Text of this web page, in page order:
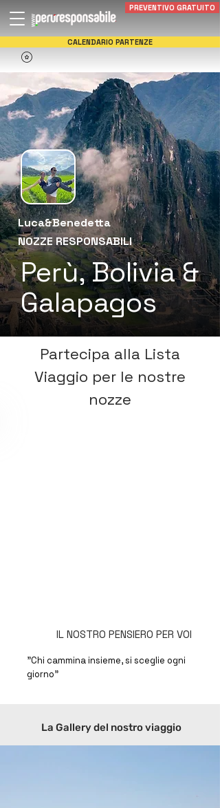
PREVENTIVO GRATUITO
CALENDARIO PARTENZE
Luca&Benedetta
NOZZE RESPONSABILI
Perù, Bolivia &
Galapagos
Partecipa alla Lista
Viaggio per le nostre
nozze
IL NOSTRO PENSIERO PER VOI
"Chi cammina insieme, si sceglie ogni
giorno"
La Gallery del nostro viaggio